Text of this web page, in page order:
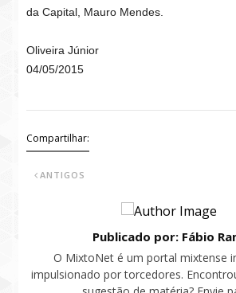
da Capital, Mauro Mendes.
Oliveira Júnior
04/05/2015
Compartilhar:
ANTIGOS
Publicado por: Fábio
O MixtoNet é um portal mixtense
impulsionado por torcedores.